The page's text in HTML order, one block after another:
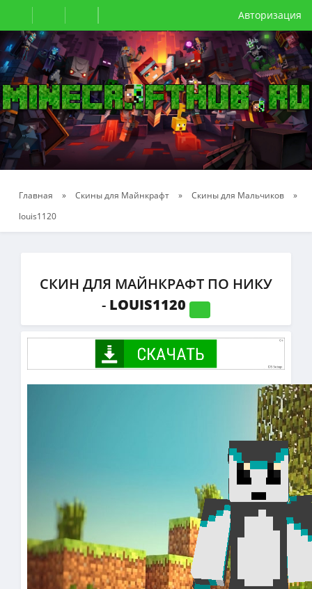
Авторизация
Главная » Скины для Майнкрафт » Скины для Мальчиков
»
louis1120
СКИН ДЛЯ МАЙНКРАФТ ПО НИКУ
- LOUIS1120